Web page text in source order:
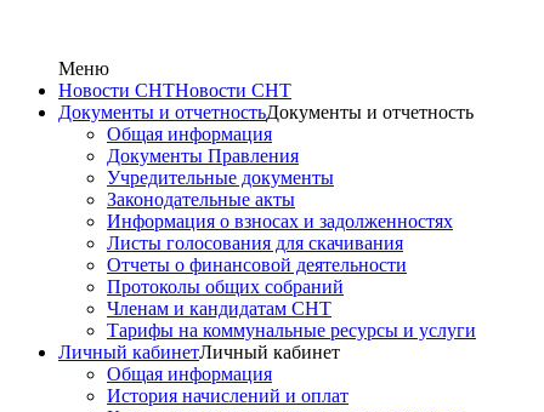
Меню
Новости СНТНовости СНТ
Документы и отчетностьДокументы и отчетность
Общая информация
Документы Правления
Учредительные документы
Законодательные акты
Информация о взносах и задолженностях
Листы голосования для скачивания
Отчеты о финансовой деятельности
Протоколы общих собраний
Членам и кандидатам СНТ
Тарифы на коммунальные ресурсы и услуги
Личный кабинетЛичный кабинет
Общая информация
История начислений и оплат